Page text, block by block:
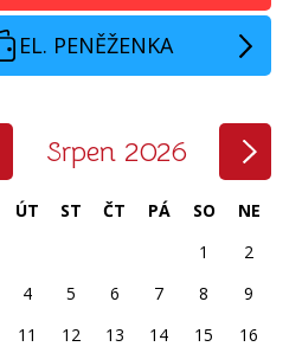
EL. PENĚŽENKA
Srpen 2026
ÚT ST ČT PÁ SO
NE
1
2
4 5 6 7 8
9
11 12 13 14 15
16